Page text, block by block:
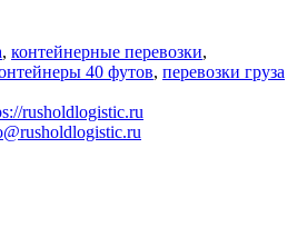
, контейнерные перевозки,
40 футов, перевозки груза
rusholdlogistic.ru